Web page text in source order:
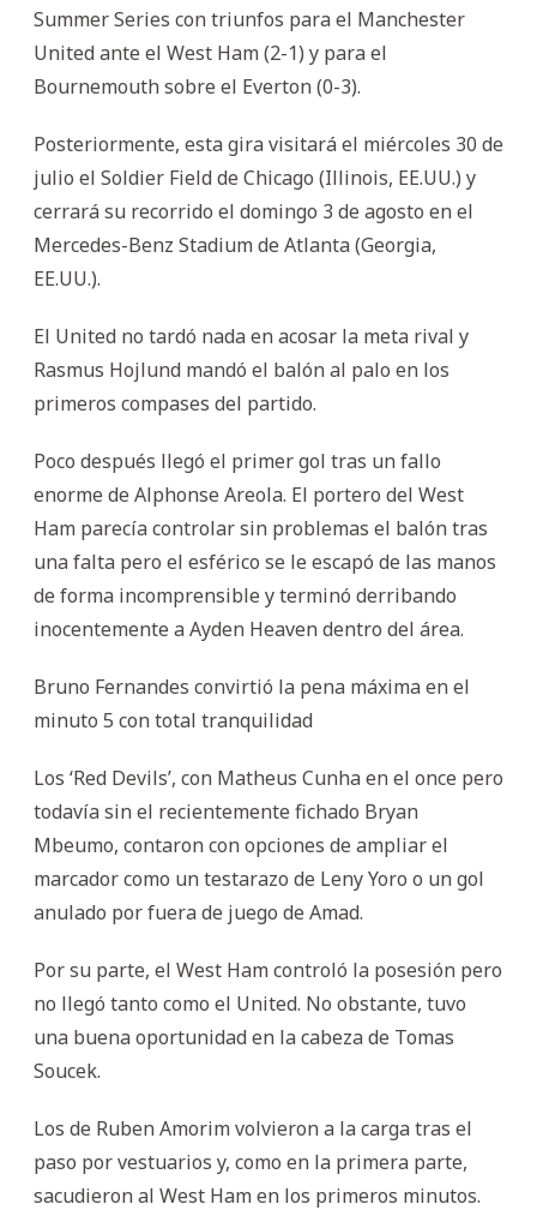
Summer Series con triunfos para el Manchester
United ante el West Ham (2-1) y para el
Bournemouth sobre el Everton (0-3).
Posteriormente, esta gira visitará el miércoles 30 de
julio el Soldier Field de Chicago (Illinois, EE.UU.) y
cerrará su recorrido el domingo 3 de agosto en el
Mercedes-Benz Stadium de Atlanta (Georgia,
EE.UU.).
El United no tardó nada en acosar la meta rival y
Rasmus Hojlund mandó el balón al palo en los
primeros compases del partido.
Poco después llegó el primer gol tras un fallo
enorme de Alphonse Areola. El portero del West
Ham parecía controlar sin problemas el balón tras
una falta pero el esférico se le escapó de las manos
de forma incomprensible y terminó derribando
inocentemente a Ayden Heaven dentro del área.
Bruno Fernandes convirtió la pena máxima en el
minuto 5 con total tranquilidad
Los ‘Red Devils’, con Matheus Cunha en el once pero
todavía sin el recientemente fichado Bryan
Mbeumo, contaron con opciones de ampliar el
marcador como un testarazo de Leny Yoro o un gol
anulado por fuera de juego de Amad.
Por su parte, el West Ham controló la posesión pero
no llegó tanto como el United. No obstante, tuvo
una buena oportunidad en la cabeza de Tomas
Soucek.
Los de Ruben Amorim volvieron a la carga tras el
paso por vestuarios y, como en la primera parte,
sacudieron al West Ham en los primeros minutos.